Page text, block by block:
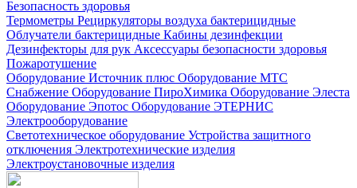
Безопасность здоровья
Термометры Рециркуляторы воздуха бактерицидные
Облучатели бактерицидные Кабины дезинфекции
Дезинфекторы для рук Аксессуары безопасности здоровья
Пожаротушение
Оборудование Источник плюс Оборудование МТС
Снабжение Оборудование ПироХимика Оборудование Элеста
Оборудование Эпотос Оборудование ЭТЕРНИС
Электрооборудование
Светотехническое оборудование Устройства защитного
отключения Электротехнические изделия
Электроустановочные изделия